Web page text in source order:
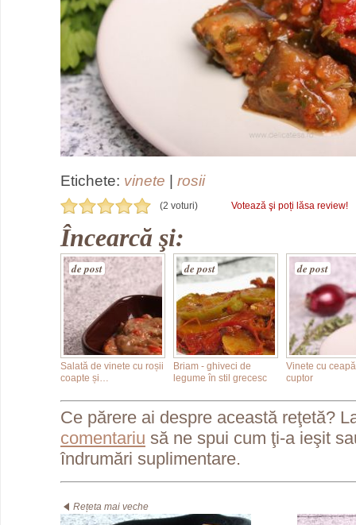
Etichete: vinete | rosii
(2 voturi) Votează şi poți lăsa review!
Încearcă şi:
de post
Salată de vinete cu roșii
coapte și…
de post
Briam - ghiveci de
legume în stil grecesc
de post
Vinete cu
cuptor
Ce părere ai despre această reţetă?
comentariu să ne spui cum ţi-a ieşit
îndrumări suplimentare.
Rețeta mai veche